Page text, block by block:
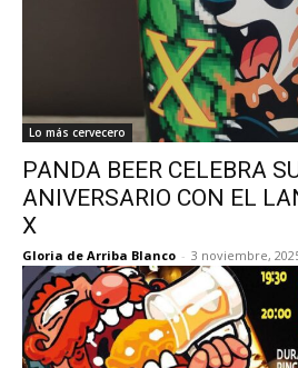
Lo más cervecero
PANDA BEER CELEBRA
ANIVERSARIO CON EL
X
Gloria de Arriba Blanco - 3 noviembre,